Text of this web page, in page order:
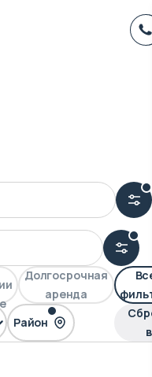
Район
Долгосрочная
аренда